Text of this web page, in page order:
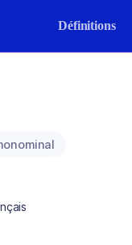
Définitions